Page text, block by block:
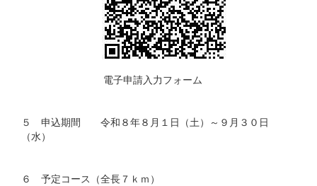
電子申請入力フォーム
５ 申込期間 令和８年８月１日（土）～９月３０日
（水）
６ 予定コース（全長７ｋｍ）